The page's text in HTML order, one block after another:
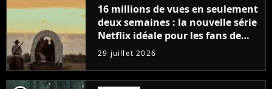
16 millions de vues en seulement
deux semaines : la nouvelle série
Netflix idéale pour les fans de
Yellowstone
29 juillet 2026